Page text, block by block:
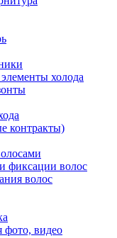
холода
контракты)
фиксации волос
волос
фото, видео